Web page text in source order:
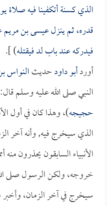
الذي كسنة أتكفينا فيه صلاة
قدره، ثم ينزل عيسى بن مريم
فيدركه عند باب لد فيقتله) ].
أوردأبو داودحديثالنواس
النبي صلى الله عليه وسلم
حجيجه)، وهذا كان في أول
الذي سيخرج فيه, وأنه آخر
الأنبياء السابقون يحذرون
خروجه، ولكن الرسول صلى
سيخرج في آخر الزمان،